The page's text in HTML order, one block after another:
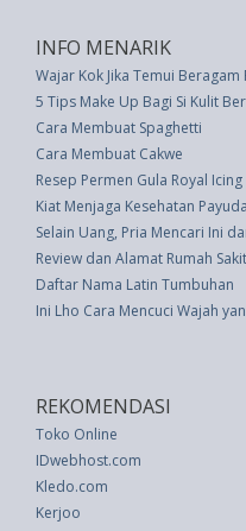
INFO MENARIK
Wajar Kok Jika Temui Beragam
5 Tips Make Up Bagi Si Kulit
Cara Membuat Spaghetti
Cara Membuat Cakwe
Resep Permen Gula Royal Icing
Kiat Menjaga Kesehatan
Selain Uang, Pria Mencari Ini
Review dan Alamat Rumah
Daftar Nama Latin Tumbuhan
Ini Lho Cara Mencuci Wajah
REKOMENDASI
Toko Online
IDwebhost.com
Kledo.com
Kerjoo